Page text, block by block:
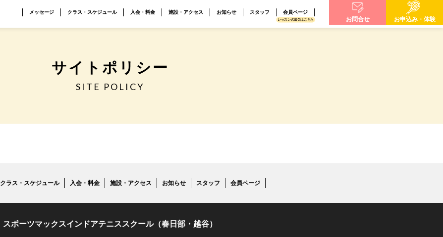
メッセージ クラス・スケジュール 入会・料金 施設・アクセス お知らせ スタッフ 会員ページ
レッスンの出欠はこちら お問合せ お申込み・体験
サイトポリシー
SITE POLICY
クラス・スケジュール 入会・料金 施設・アクセス お知らせ スタッフ 会員ページ
スポーツマックスインドアテニススクール（春日部・越谷）